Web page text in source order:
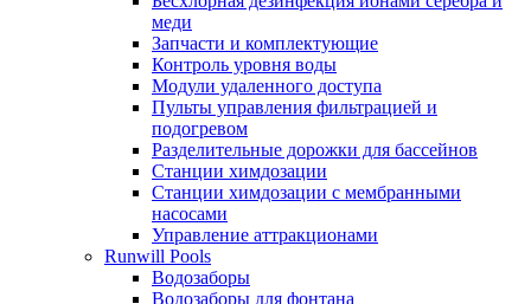
меди
Запчасти и комплектующие
Контроль уровня воды
Модули удаленного доступа
Пульты управления фильтрацией и
подогревом
Разделительные дорожки для бассейнов
Станции химдозации
Станции химдозации с мембранными
насосами
Управление аттракционами
Runwill Pools
Водозаборы
Водозаборы для фонтана